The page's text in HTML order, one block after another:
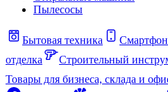
Пылесосы
Бытовая техника
отделка
Строительный
Товары для бизнеса, склада и